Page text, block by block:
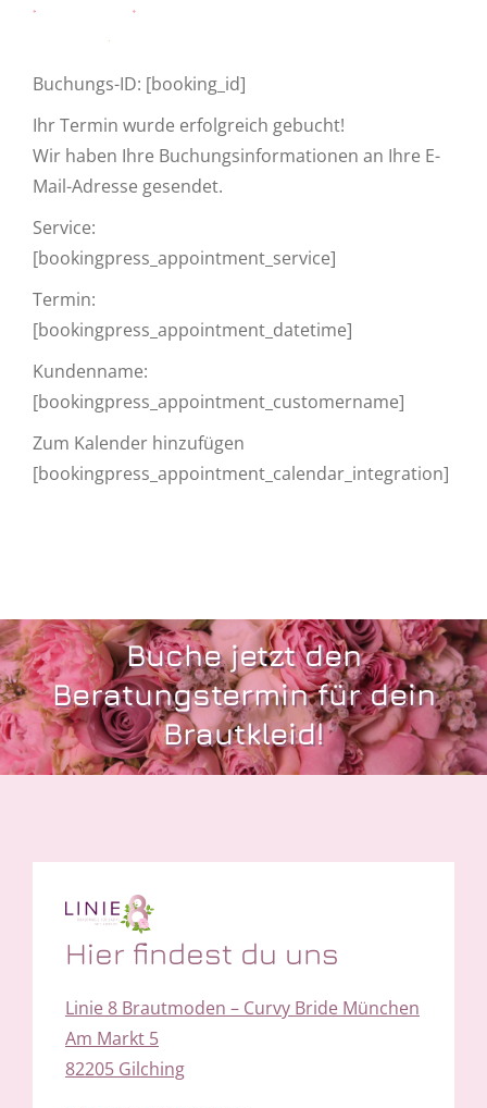
Kontakt
Buchungs-ID: [booking_id]
Ihr Termin wurde erfolgreich gebucht!
Wir haben Ihre Buchungsinformationen an Ihre E-
Mail-Adresse gesendet.
Service:
[bookingpress_appointment_service]
Termin:
[bookingpress_appointment_datetime]
Kundenname:
[bookingpress_appointment_customername]
Zum Kalender hinzufügen
[bookingpress_appointment_calendar_integration]
Buche jetzt den
Beratungstermin für dein
Brautkleid!
Hier findest du uns
Linie 8 Brautmoden – Curvy Bride München
Am Markt 5
82205 Gilching